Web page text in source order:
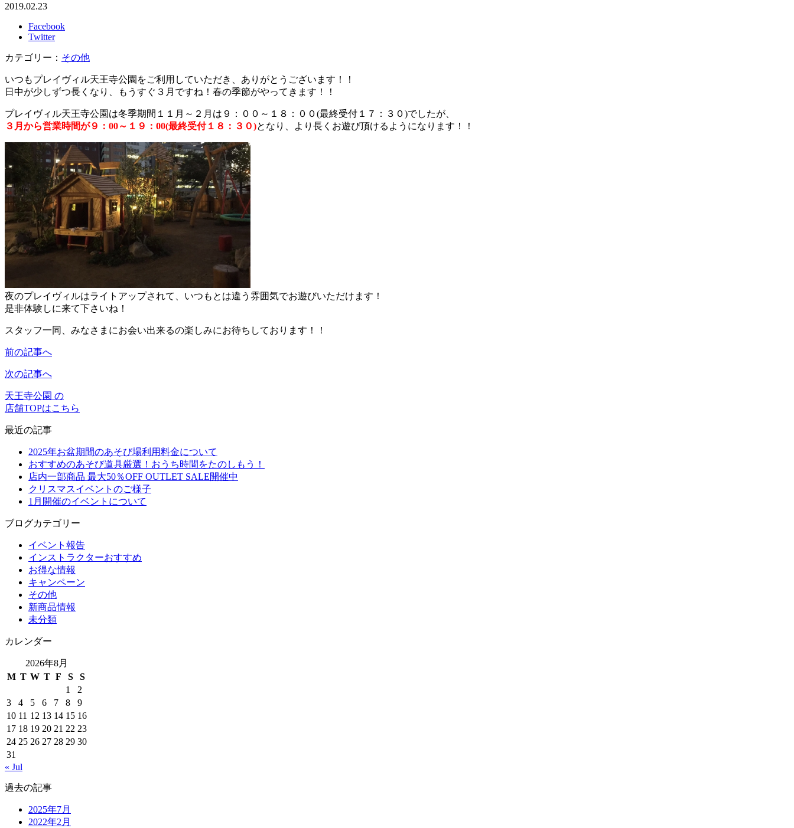
2019.02.23
Facebook
Twitter
カテゴリー： その他
いつもプレイヴィル天王寺公園をご利用していただき、ありがとうございます！！
日中が少しずつ長くなり、もうすぐ３月ですね！春の季節がやってきます！！
プレイヴィル天王寺公園は冬季期間１１月～２月は９：００～１８：００(最終受付１７：３０)でしたが、
３月から営業時間が９：00～１９：00(最終受付１８：３０)となり、 より長くお遊び頂けるようになります！！
夜のプレイヴィルはライトアップされて、いつもとは違う雰囲気でお遊びいただけます！
是非体験しに来て下さいね！
スタッフ一同、みなさまにお会い出来るの楽しみにお待ちしております！！
前の記事へ
次の記事へ
天王寺公園 の
店舗TOPはこちら
最近の記事
2025年お盆期間のあそび場利用料金について
おすすめのあそび道具厳選！おうち時間をたのしもう！
店内一部商品 最大50％OFF OUTLET SALE開催中
クリスマスイベントのご様子
1月開催のイベントについて
ブログカテゴリー
イベント報告
インストラクターおすすめ
お得な情報
キャンペーン
その他
新商品情報
未分類
カレンダー
2026年8月
M T W T F S
S
1
2
3
4 5 6 7 8
9
10 11 12 13 14 15 16
17 18 19 20 21 22 23
24 25 26 27 28 29 30
31
« Jul
過去の記事
2025年7月
2022年2月